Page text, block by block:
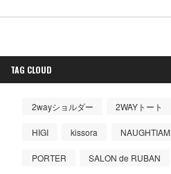
TAG CLOUD
2wayショルダー 2WAYトート
HIGI kissora NAUGHTIAM
PORTER SALON de RUBAN